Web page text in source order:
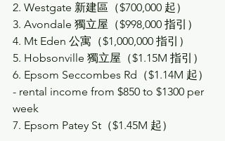
2. Westgate 新建區（$700,000 起）
3. Avondale 獨立屋（$998,000 指引）
4. Mt Eden 公寓（$1,000,000 指引）
5. Hobsonville 獨立屋（$1.15M 指引）
6. Epsom Seccombes Rd（$1.14M 起）
- rental income from $850 to $1300 per
week
7. Epsom Patey St（$1.45M 起）